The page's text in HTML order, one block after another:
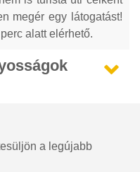
megér egy látogatást!
alatt elérhető.
a legújabb